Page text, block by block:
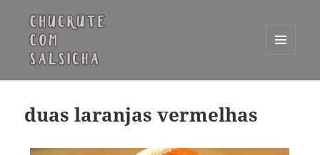
WIDGETS
duas laranjas vermelhas